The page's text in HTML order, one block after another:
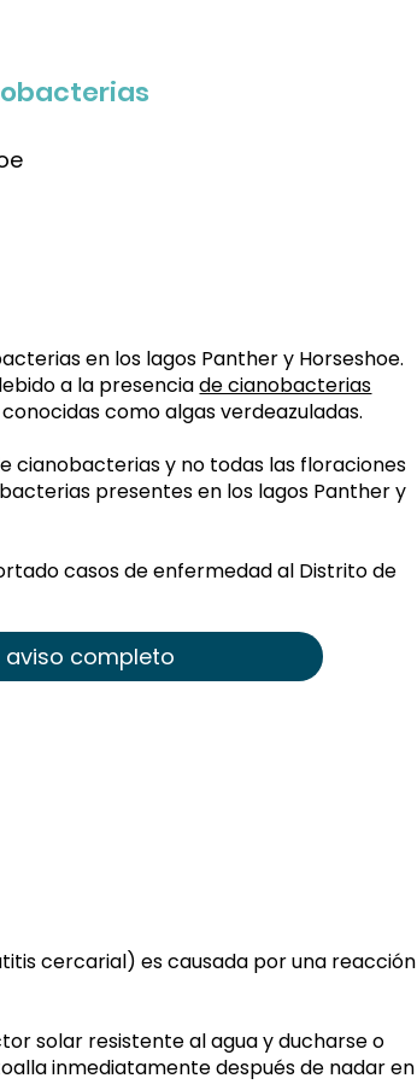
en los lagos Panther y Horseshoe.
a la presenciade cianobacterias
como algas verdeazuladas.
cianobacterias y no todas las floraciones
presentes en los lagos Panther y
casos de enfermedad al Distrito de
aviso completo
cercarial) es causada por una reacción
solar resistente al agua y ducharse o
inmediatamente después de nadar en